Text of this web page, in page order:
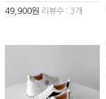
49,900원 리뷰수 : 3개